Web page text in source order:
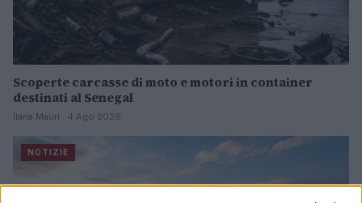
Scoperte carcasse di moto e motori in container
destinati al Senegal
Ilaria Mauri · 4 Ago 2026
NOTIZIE